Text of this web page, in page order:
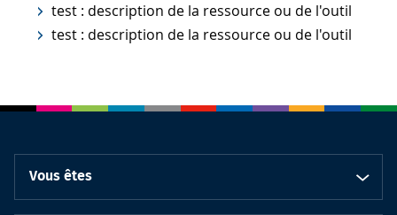
test : description de la ressource ou de l'outil
test : description de la ressource ou de l'outil
Vous êtes